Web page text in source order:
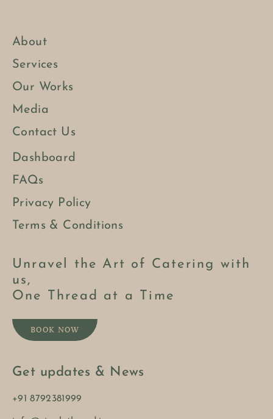
About
Services
Our Works
Media
Contact Us
Dashboard
FAQs
Privacy Policy
Terms & Conditions
Unravel the Art of Catering with
us,
One Thread at a Time
BOOK NOW
Get updates & News
+91 8792381999